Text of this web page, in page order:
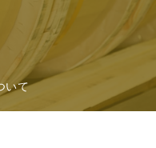
いて